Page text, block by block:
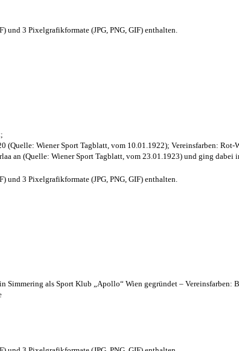
und 3 Pixelgrafikformate (JPG, PNG, GIF) enthalten.
(Quelle: Wiener Sport Tagblatt, vom 10.01.1922); Vereinsfarben: Rot-
an (Quelle: Wiener Sport Tagblatt, vom 23.01.1923) und ging dabei
und 3 Pixelgrafikformate (JPG, PNG, GIF) enthalten.
Simmering als Sport Klub „Apollo“ Wien gegründet – Vereinsfarben: